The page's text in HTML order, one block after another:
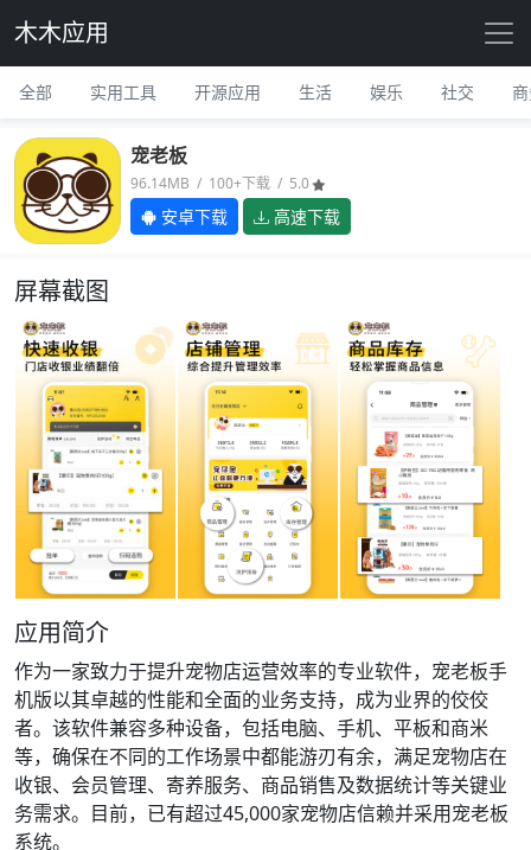
木木应用
全部 实用工具 开源应用 生活 娱乐 社交
宠老板
96.14MB / 100+下载 / 5.0
安卓下载 高速下载
屏幕截图
应用简介
作为一家致力于提升宠物店运营效率的专业软件，宠老板手
机版以其卓越的性能和全面的业务支持，成为业界的佼佼
者。该软件兼容多种设备，包括电脑、手机、平板和商米
等，确保在不同的工作场景中都能游刃有余，满足宠物店在
收银、会员管理、寄养服务、商品销售及数据统计等关键业
务需求。目前，已有超过45,000家宠物店信赖并采用宠老板
系统。